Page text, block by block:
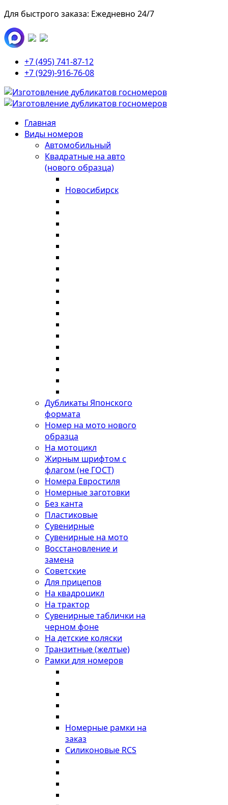
Для быстрого заказа: Ежедневно 24/7
+7 (495) 741-87-12
+7 (929)-916-76-08
Главная
Виды номеров
Автомобильный
Квадратные на авто
(нового образца)
Новосибирск
Дубликаты Японского
формата
Номер на мото нового
образца
На мотоцикл
Жирным шрифтом с
флагом (не ГОСТ)
Номера Евростиля
Номерные заготовки
Без канта
Пластиковые
Сувенирные
Сувенирные на мото
Восстановление и
замена
Советские
Для прицепов
На квадроцикл
На трактор
Сувенирные таблички на
черном фоне
На детские коляски
Транзитные (желтые)
Рамки для номеров
Номерные рамки на
заказ
Силиконовые RCS